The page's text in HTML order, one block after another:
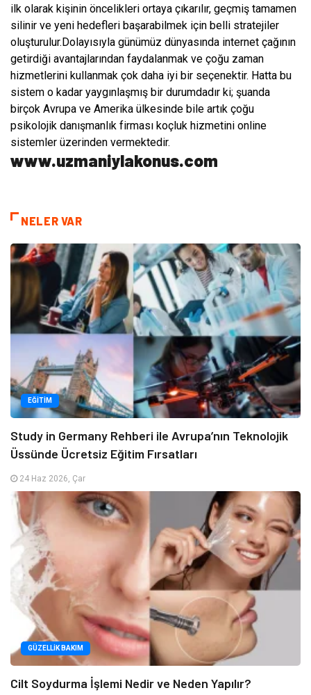
ilk olarak kişinin öncelikleri ortaya çıkarılır, geçmiş tamamen
silinir ve yeni hedefleri başarabilmek için belli stratejiler
oluşturulur.Dolayısıyla günümüz dünyasında internet çağının
getirdiği avantajlarından faydalanmak ve çoğu zaman
hizmetlerini kullanmak çok daha iyi bir seçenektir. Hatta bu
sistem o kadar yaygınlaşmış bir durumdadır ki; şuanda
birçok Avrupa ve Amerika ülkesinde bile artık çoğu
psikolojik danışmanlık firması koçluk hizmetini online
sistemler üzerinden vermektedir.
www.uzmaniylakonus.com
NELER VAR
EĞITIM
Study in Germany Rehberi ile Avrupa’nın Teknolojik
Üssünde Ücretsiz Eğitim Fırsatları
24 Haz 2026, Çar
GÜZELLIK BAKIM
Cilt Soydurma İşlemi Nedir ve Neden Yapılır?